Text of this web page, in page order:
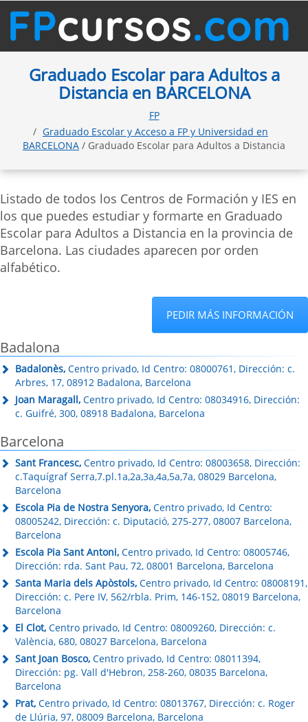
Graduado Escolar para Adultos a
Distancia en BARCELONA
FP
Graduado Escolar y Acceso a FP y Universidad en
BARCELONA / Graduado Escolar para Adultos a Distancia
Listado de todos los Centros de Formación y IES en
los que puedes estudiar y formarte en Graduado
Escolar para Adultos a Distancia en la provincia de
Barcelona. Las ciudades aparecen por orden
alfabético.
PEDIR MÁS INFORMACIÓN
Badalona
Badalonès, Centro privado, Id Centro: 08000761, Dirección: c.
Arbres, 17, 08912 Badalona, Barcelona
Joan Maragall, Centro privado, Id Centro: 08034916, Dirección:
c. Guifré, 300, 08918 Badalona, Barcelona
Barcelona
Sant Francesc, Centro privado, Id Centro: 08003658, Dirección:
c.Taquígraf Serra,7.pl.1a,2a,3a,4a,5a,7a, 08029 Barcelona,
Barcelona
Escola Pia de Nostra Senyora, Centro privado, Id Centro:
08005242, Dirección: c. Diputació, 275-277, 08007 Barcelona,
Barcelona
Escola Pia Sant Antoni, Centro privado, Id Centro: 08005746,
Dirección: rda. Sant Pau, 72, 08001 Barcelona, Barcelona
Santa Maria dels Apòstols, Centro privado, Id Centro: 08008191,
Dirección: c. Pere IV, 562/rbla. Prim, 146-152, 08019 Barcelona,
Barcelona
El Clot, Centro privado, Id Centro: 08009260, Dirección: c.
València, 680, 08027 Barcelona, Barcelona
Sant Joan Bosco, Centro privado, Id Centro: 08011394,
Dirección: pg. Vall d'Hebron, 258-260, 08035 Barcelona,
Barcelona
Prat, Centro privado, Id Centro: 08013767, Dirección: c. Roger
de Llúria, 97, 08009 Barcelona, Barcelona